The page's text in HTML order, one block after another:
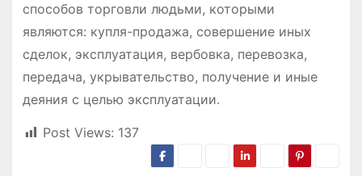
способов торговли людьми, которыми
являются: купля-продажа, совершение иных
сделок, эксплуатация, вербовка, перевозка,
передача, укрывательство, получение и иные
деяния с целью эксплуатации.
Post Views: 137